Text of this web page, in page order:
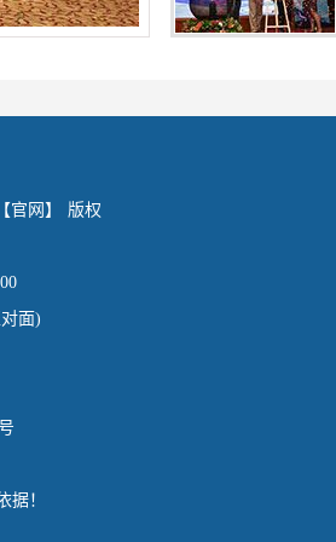
官网】 版权
面)
据！